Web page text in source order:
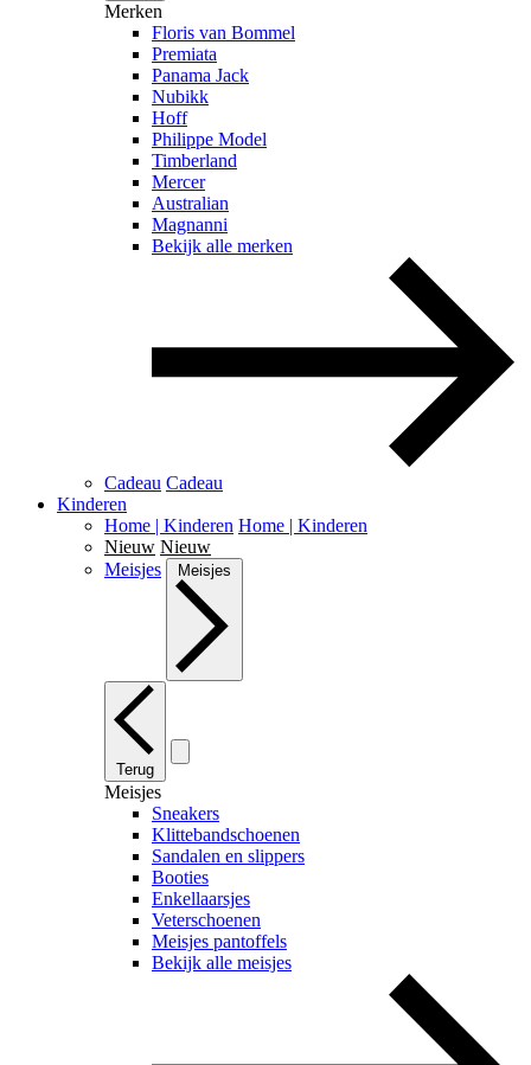
Merken
Floris van Bommel
Premiata
Panama Jack
Nubikk
Hoff
Philippe Model
Timberland
Mercer
Australian
Magnanni
Bekijk alle merken
Cadeau Cadeau
Kinderen
Home | Kinderen Home | Kinderen
Nieuw Nieuw
Meisjes
Meisjes
Terug
Meisjes
Sneakers
Klittebandschoenen
Sandalen en slippers
Booties
Enkellaarsjes
Veterschoenen
Meisjes pantoffels
Bekijk alle meisjes